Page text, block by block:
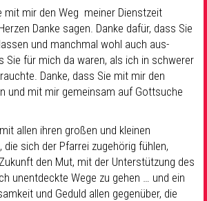
mit mir den Weg meiner Dienstzeit
Danke sagen. Danke dafür, dass Sie
und manchmal wohl auch aus-
Sie für mich da waren, als ich in schwerer
Danke, dass Sie mit mir den
und mit mir gemeinsam auf Gottsuche
allen ihren großen und kleinen
die sich der Pfarrei zugehörig fühlen,
den Mut, mit der Unterstützung des
unentdeckte Wege zu gehen … und ein
und Geduld allen gegenüber, die